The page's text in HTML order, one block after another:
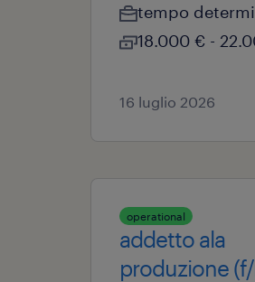
tempo
18.000 € -
16 luglio 2026
operational
addetto ala
produzione